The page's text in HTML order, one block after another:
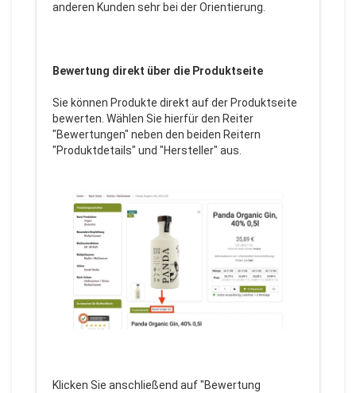
anderen Kunden sehr bei der Orientierung.
Bewertung direkt über die Produktseite
Sie können Produkte direkt auf der Produktseite
bewerten. Wählen Sie hierfür den Reiter
"Bewertungen" neben den beiden Reitern
"Produktdetails" und "Hersteller" aus.
Klicken Sie anschließend auf "Bewertung